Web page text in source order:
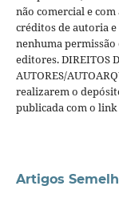
não comercial e
créditos de autoria e
nenhuma permissão
editores. DIREITOS
AUTORES/
realizarem o
publicada com o
Artigos